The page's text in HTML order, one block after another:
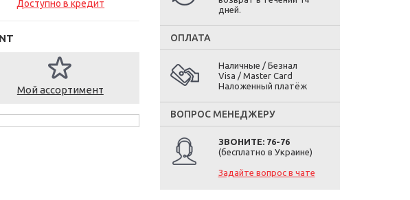
Доступно в кредит
Мой ассортимент
дней.
ОПЛАТА
Наличные / Безнал
Visa / Master Card
Наложенный платёж
ВОПРОС МЕНЕДЖЕРУ
ЗВОНИТЕ: 76-76
(бесплатно в Украине)
Задайте вопрос в чате